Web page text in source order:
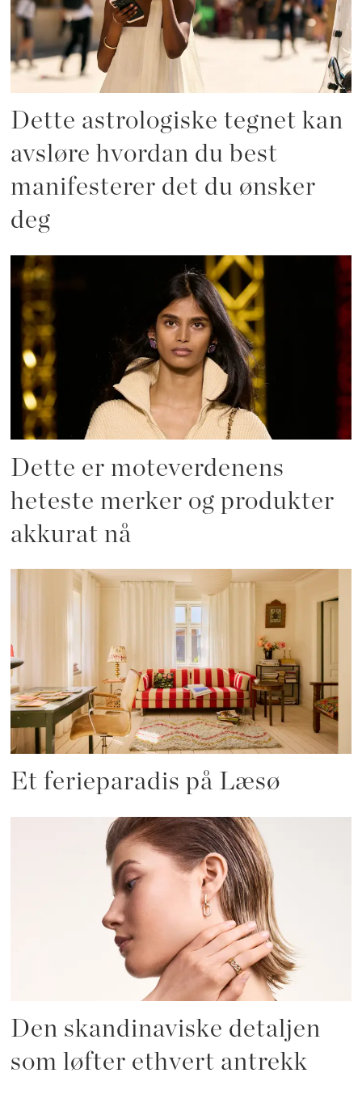
Dette astrologiske tegnet kan
avsløre hvordan du best
manifesterer det du ønsker
deg
Dette er moteverdenens
heteste merker og produkter
akkurat nå
Et ferieparadis på Læsø
Den skandinaviske detaljen
som løfter ethvert antrekk